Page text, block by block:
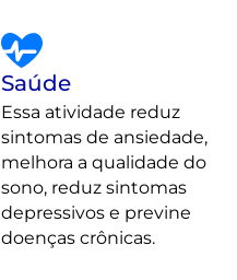
Saúde
Essa atividade reduz
sintomas de ansiedade,
melhora a qualidade do
sono, reduz sintomas
depressivos e previne
doenças crônicas.